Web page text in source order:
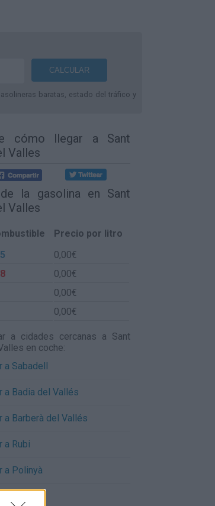
baratas, estado del tráfico y
cómo llegar a Sant
Valles
la gasolina en Sant
Valles
Precio por litro
0,00€
0,00€
0,00€
0,00€
a cidades cercanas a Sant
en coche:
a Sabadell
a Badia del Vallés
a Barberà del Vallés
a Rubi
a Polinyà